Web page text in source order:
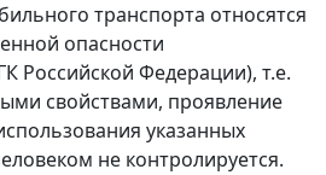
транспорта относятся
опасности
Российской Федерации), т.е.
свойствами, проявление
указанных
не контролируется.